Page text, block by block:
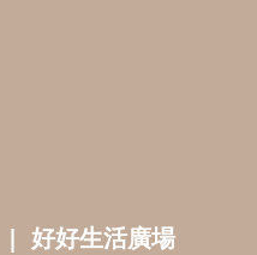
好好生活廣場